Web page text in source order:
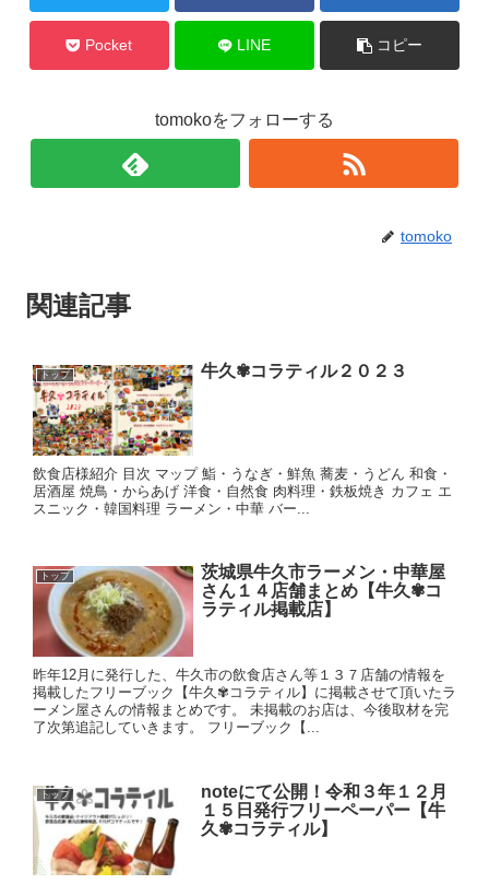
Pocket LINE コピー
tomokoをフォローする
tomoko
関連記事
トップ 牛久✾コラティル２０２３
飲食店様紹介 目次 マップ 鮨・うなぎ・鮮魚 蕎麦・うどん 和食・
居酒屋 焼鳥・からあげ 洋食・自然食 肉料理・鉄板焼き カフェ エ
スニック・韓国料理 ラーメン・中華 バー...
トップ
茨城県牛久市ラーメン・中華屋
さん１４店舗まとめ【牛久✾コ
ラティル掲載店】
昨年12月に発行した、牛久市の飲食店さん等１３７店舗の情報を
掲載したフリーブック【牛久✾コラティル】に掲載させて頂いたラ
ーメン屋さんの情報まとめです。 未掲載のお店は、今後取材を完
了次第追記していきます。 フリーブック【...
トップ
noteにて公開！令和３年１２月
１５日発行フリーペーパー【牛
久✾コラティル】